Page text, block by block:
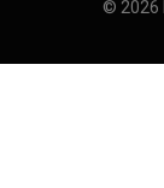
© 2026